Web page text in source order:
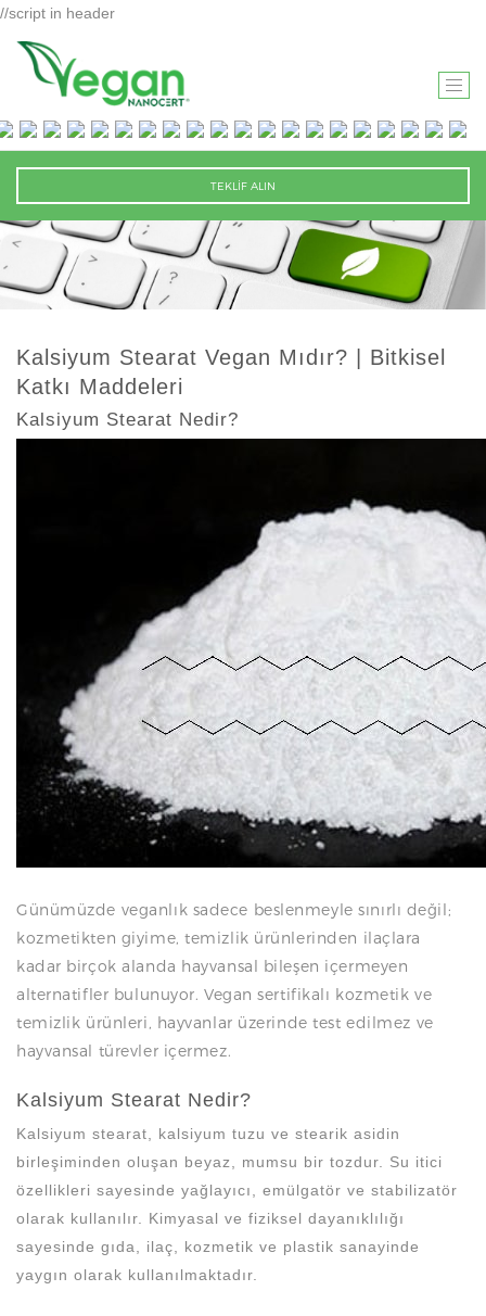
//script in header
T
O
G
G
L
N
A
V
I
TEKLİF ALIN
Kalsiyum Stearat Vegan Mıdır? | Bitkisel
Katkı Maddeleri
Kalsiyum Stearat Nedir?
Günümüzde veganlık sadece beslenmeyle sınırlı değil;
kozmetikten giyime, temizlik ürünlerinden ilaçlara
kadar birçok alanda hayvansal bileşen içermeyen
alternatifler bulunuyor. Vegan sertifikalı kozmetik ve
temizlik ürünleri, hayvanlar üzerinde test edilmez ve
hayvansal türevler içermez.
Kalsiyum Stearat Nedir?
Kalsiyum stearat, kalsiyum tuzu ve stearik asidin
birleşiminden oluşan beyaz, mumsu bir tozdur. Su itici
özellikleri sayesinde yağlayıcı, emülgatör ve stabilizatör
olarak kullanılır. Kimyasal ve fiziksel dayanıklılığı
sayesinde gıda, ilaç, kozmetik ve plastik sanayinde
yaygın olarak kullanılmaktadır.